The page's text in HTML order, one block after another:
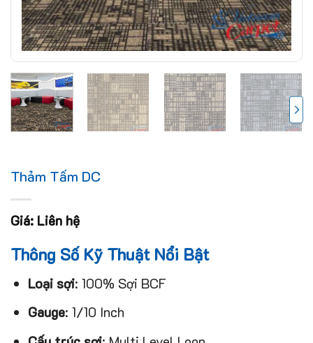
Thảm Tấm DC
Giá: Liên hệ
Thông Số Kỹ Thuật Nổi Bật
Loại sợi: 100% Sợi BCF
Gauge: 1/10 Inch